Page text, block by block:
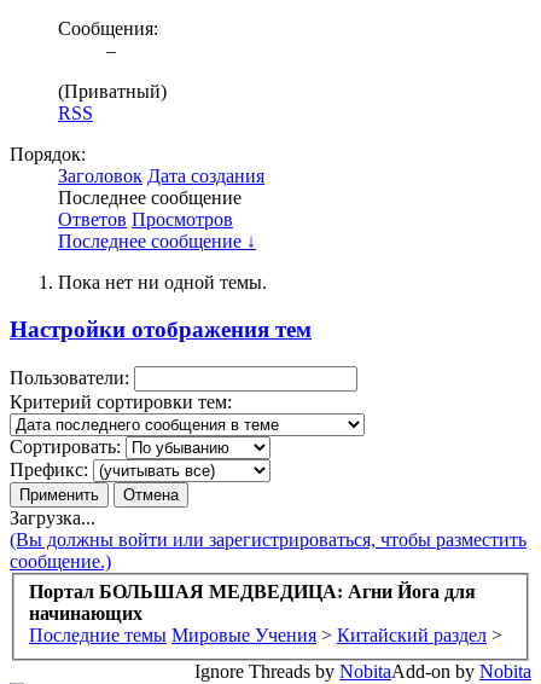
Сообщения:
–
(Приватный)
RSS
Порядок:
Заголовок Дата создания
Последнее сообщение
Ответов Просмотров
Последнее сообщение ↓
Пока нет ни одной темы.
Настройки отображения тем
Пользователи:
Критерий сортировки тем:
Сортировать:
Префикс:
Загрузка...
(Вы должны войти или зарегистрироваться, чтобы разместить
сообщение.)
Портал БОЛЬШАЯ МЕДВЕДИЦА: Агни Йога для
начинающих
Последние темы Мировые Учения > Китайский раздел >
Add-on by Nobita
Ignore Threads by Nobita